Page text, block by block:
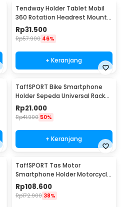
Tendway Holder Tablet Mobil
360 Rotation Headrest Mount
8-11 Inch - SBT-1104
Rp31.500
Rp57.900 46%
+ Keranjang
TaffSPORT Bike Smartphone
Holder Sepeda Universal Rack
Bicycle - BM03
Rp21.000
Rp41.900 50%
+ Keranjang
TaffSPORT Tas Motor
Smartphone Holder Motorcycle
Fuel Bag - SA212
Rp108.600
Rp172.900 38%